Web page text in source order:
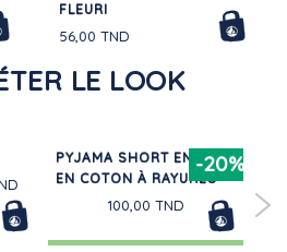
FLEURI
56,00 TND
LE LOOK
-20%
PYJAMA SHORT ENFANT
EN COTON À RAYURES
100,00 TND